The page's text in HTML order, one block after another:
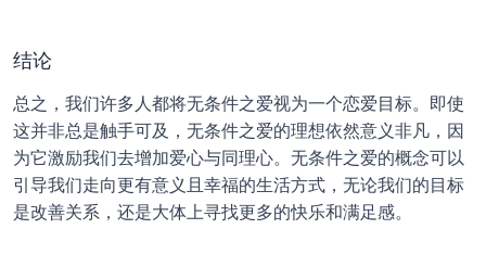
结论
总之，我们许多人都将无条件之爱视为一个恋爱目标。即使
这并非总是触手可及，无条件之爱的理想依然意义非凡，因
为它激励我们去增加爱心与同理心。无条件之爱的概念可以
引导我们走向更有意义且幸福的生活方式，无论我们的目标
是改善关系，还是大体上寻找更多的快乐和满足感。